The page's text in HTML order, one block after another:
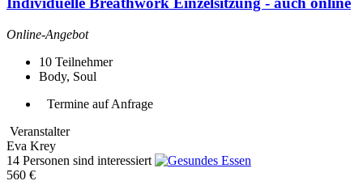
Online-Angebot
10 Teilnehmer
Body, Soul
Termine auf Anfrage
Veranstalter
Eva Krey
14 Personen sind interessiert
560 €